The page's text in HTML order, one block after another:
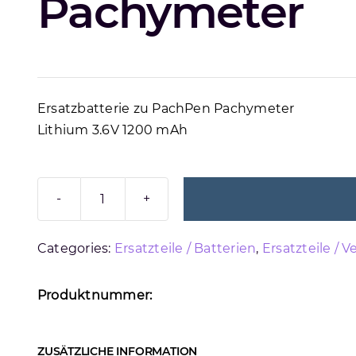
Pachymeter
Ersatzbatterie zu PachPen Pachymeter
Lithium 3.6V 1200 mAh
PACHPEN
Menge
Categories: Ersatzteile / Batterien, Ersatzteile /
Produktnummer:
ZUSÄTZLICHE INFORMATION